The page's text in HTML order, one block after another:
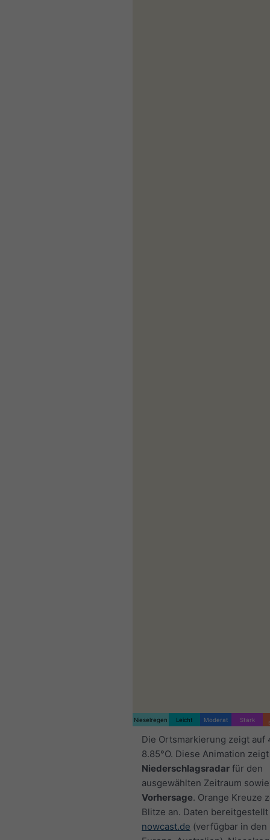
Nieselregen Leicht Moderat Stark
Die Ortsmarkierung zeigt auf
8.85°O. Diese Animation
Niederschlagsradar für den
ausgewählten Zeitraum
Vorhersage. Orange Kreuze
Blitze an. Daten
nowcast.de (verfügbar in den